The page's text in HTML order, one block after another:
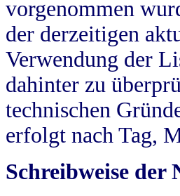
vorgenommen
der derzeitigen
Verwendung der
dahinter zu
technischen
erfolgt nach Tag,
Schreibweise der